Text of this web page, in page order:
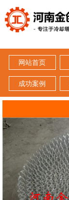
网站首页
成功案例